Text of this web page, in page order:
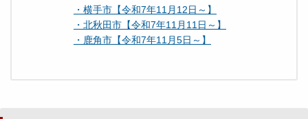
・横手市【令和7年11月12日～】
・北秋田市【令和7年11月11日～】
・鹿角市【令和7年11月5日～】